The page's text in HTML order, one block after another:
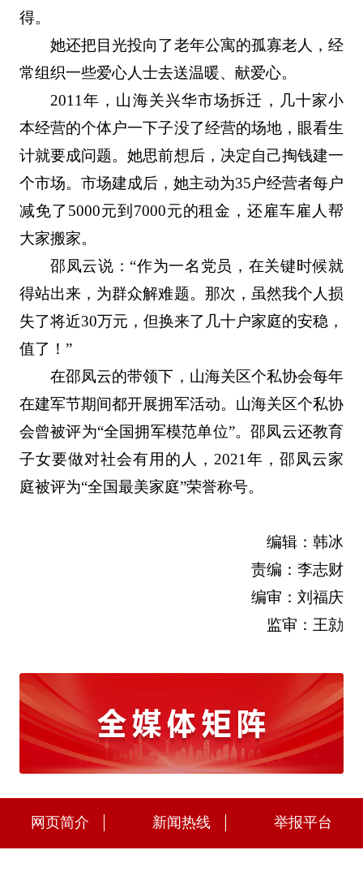
得。
她还把目光投向了老年公寓的孤寡老人，经
常组织一些爱心人士去送温暖、献爱心。
2011年，山海关兴华市场拆迁，几十家小
本经营的个体户一下子没了经营的场地，眼看生
计就要成问题。她思前想后，决定自己掏钱建一
个市场。市场建成后，她主动为35户经营者每户
减免了5000元到7000元的租金，还雇车雇人帮
大家搬家。
邵凤云说：“作为一名党员，在关键时候就
得站出来，为群众解难题。那次，虽然我个人损
失了将近30万元，但换来了几十户家庭的安稳，
值了！”
在邵凤云的带领下，山海关区个私协会每年
在建军节期间都开展拥军活动。山海关区个私协
会曾被评为“全国拥军模范单位”。邵凤云还教育
子女要做对社会有用的人，2021年，邵凤云家
庭被评为“全国最美家庭”荣誉称号。
编辑：韩冰
责编：李志财
编审：刘福庆
监审：王勍
网页简介 新闻热线 举报平台